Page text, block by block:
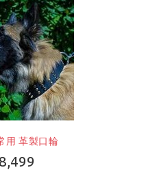
用 革製口輪